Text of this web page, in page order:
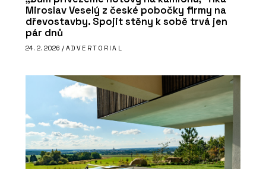
Miroslav Veselý z české pobočky firmy na
dřevostavby. Spojit stěny k sobě trvá jen
pár dnů
24. 2. 2026 / ADVERTORIAL